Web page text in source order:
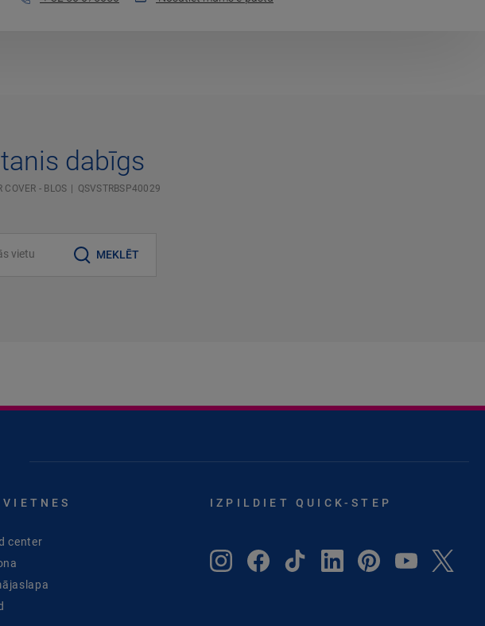
dabīgs
COVER - BLOS QSVSTRBSP40029
MEKLĒT
center
IZPILDIET QUICK-STEP